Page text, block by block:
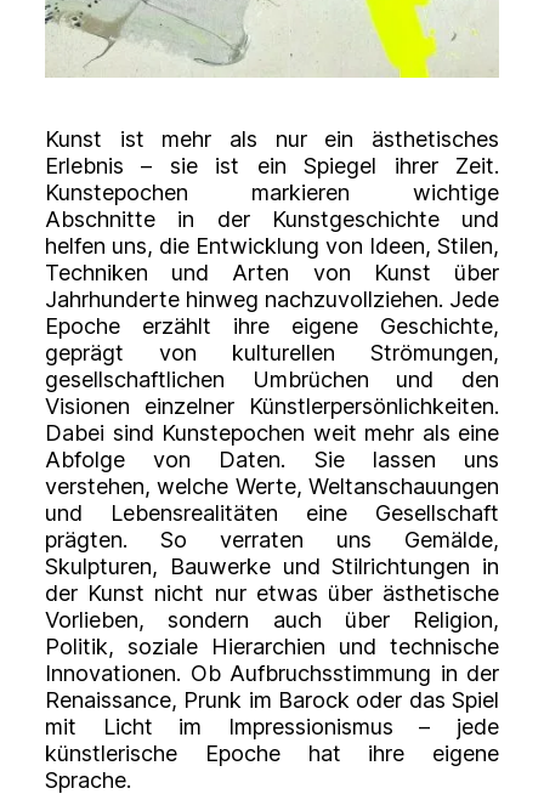
Kunst ist mehr als nur ein ästhetisches
Erlebnis – sie ist ein Spiegel ihrer Zeit.
Kunstepochen markieren wichtige
Abschnitte in der Kunstgeschichte und
helfen uns, die Entwicklung von Ideen, Stilen,
Techniken und Arten von Kunst über
Jahrhunderte hinweg nachzuvollziehen. Jede
Epoche erzählt ihre eigene Geschichte,
geprägt von kulturellen Strömungen,
gesellschaftlichen Umbrüchen und den
Visionen einzelner Künstlerpersönlichkeiten.
Dabei sind Kunstepochen weit mehr als eine
Abfolge von Daten. Sie lassen uns
verstehen, welche Werte, Weltanschauungen
und Lebensrealitäten eine Gesellschaft
prägten. So verraten uns Gemälde,
Skulpturen, Bauwerke und Stilrichtungen in
der Kunst nicht nur etwas über ästhetische
Vorlieben, sondern auch über Religion,
Politik, soziale Hierarchien und technische
Innovationen. Ob Aufbruchsstimmung in der
Renaissance, Prunk im Barock oder das Spiel
mit Licht im Impressionismus – jede
künstlerische Epoche hat ihre eigene
Sprache.